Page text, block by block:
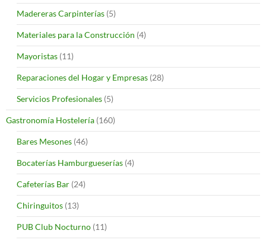
Madereras Carpinterías (5)
Materiales para la Construcción (4)
Mayoristas (11)
Reparaciones del Hogar y Empresas (28)
Servicios Profesionales (5)
Gastronomía Hostelería (160)
Bares Mesones (46)
Bocaterías Hamburgueserías (4)
Cafeterías Bar (24)
Chiringuitos (13)
PUB Club Nocturno (11)